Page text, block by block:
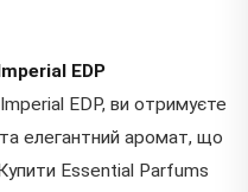
EDP
EDP, ви отримуєте
та елегантний аромат, що
Essential Parfums